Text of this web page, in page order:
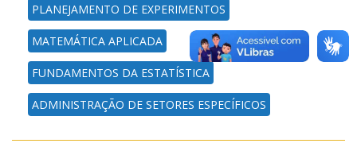
PLANEJAMENTO DE EXPERIMENTOS
MATEMÁTICA APLICADA
FUNDAMENTOS DA ESTATÍSTICA
ADMINISTRAÇÃO DE SETORES ESPECÍFICOS